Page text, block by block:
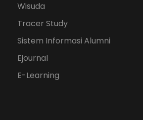
Wisuda
Tracer Study
Sistem Informasi Alumni
Ejournal
E-Learning